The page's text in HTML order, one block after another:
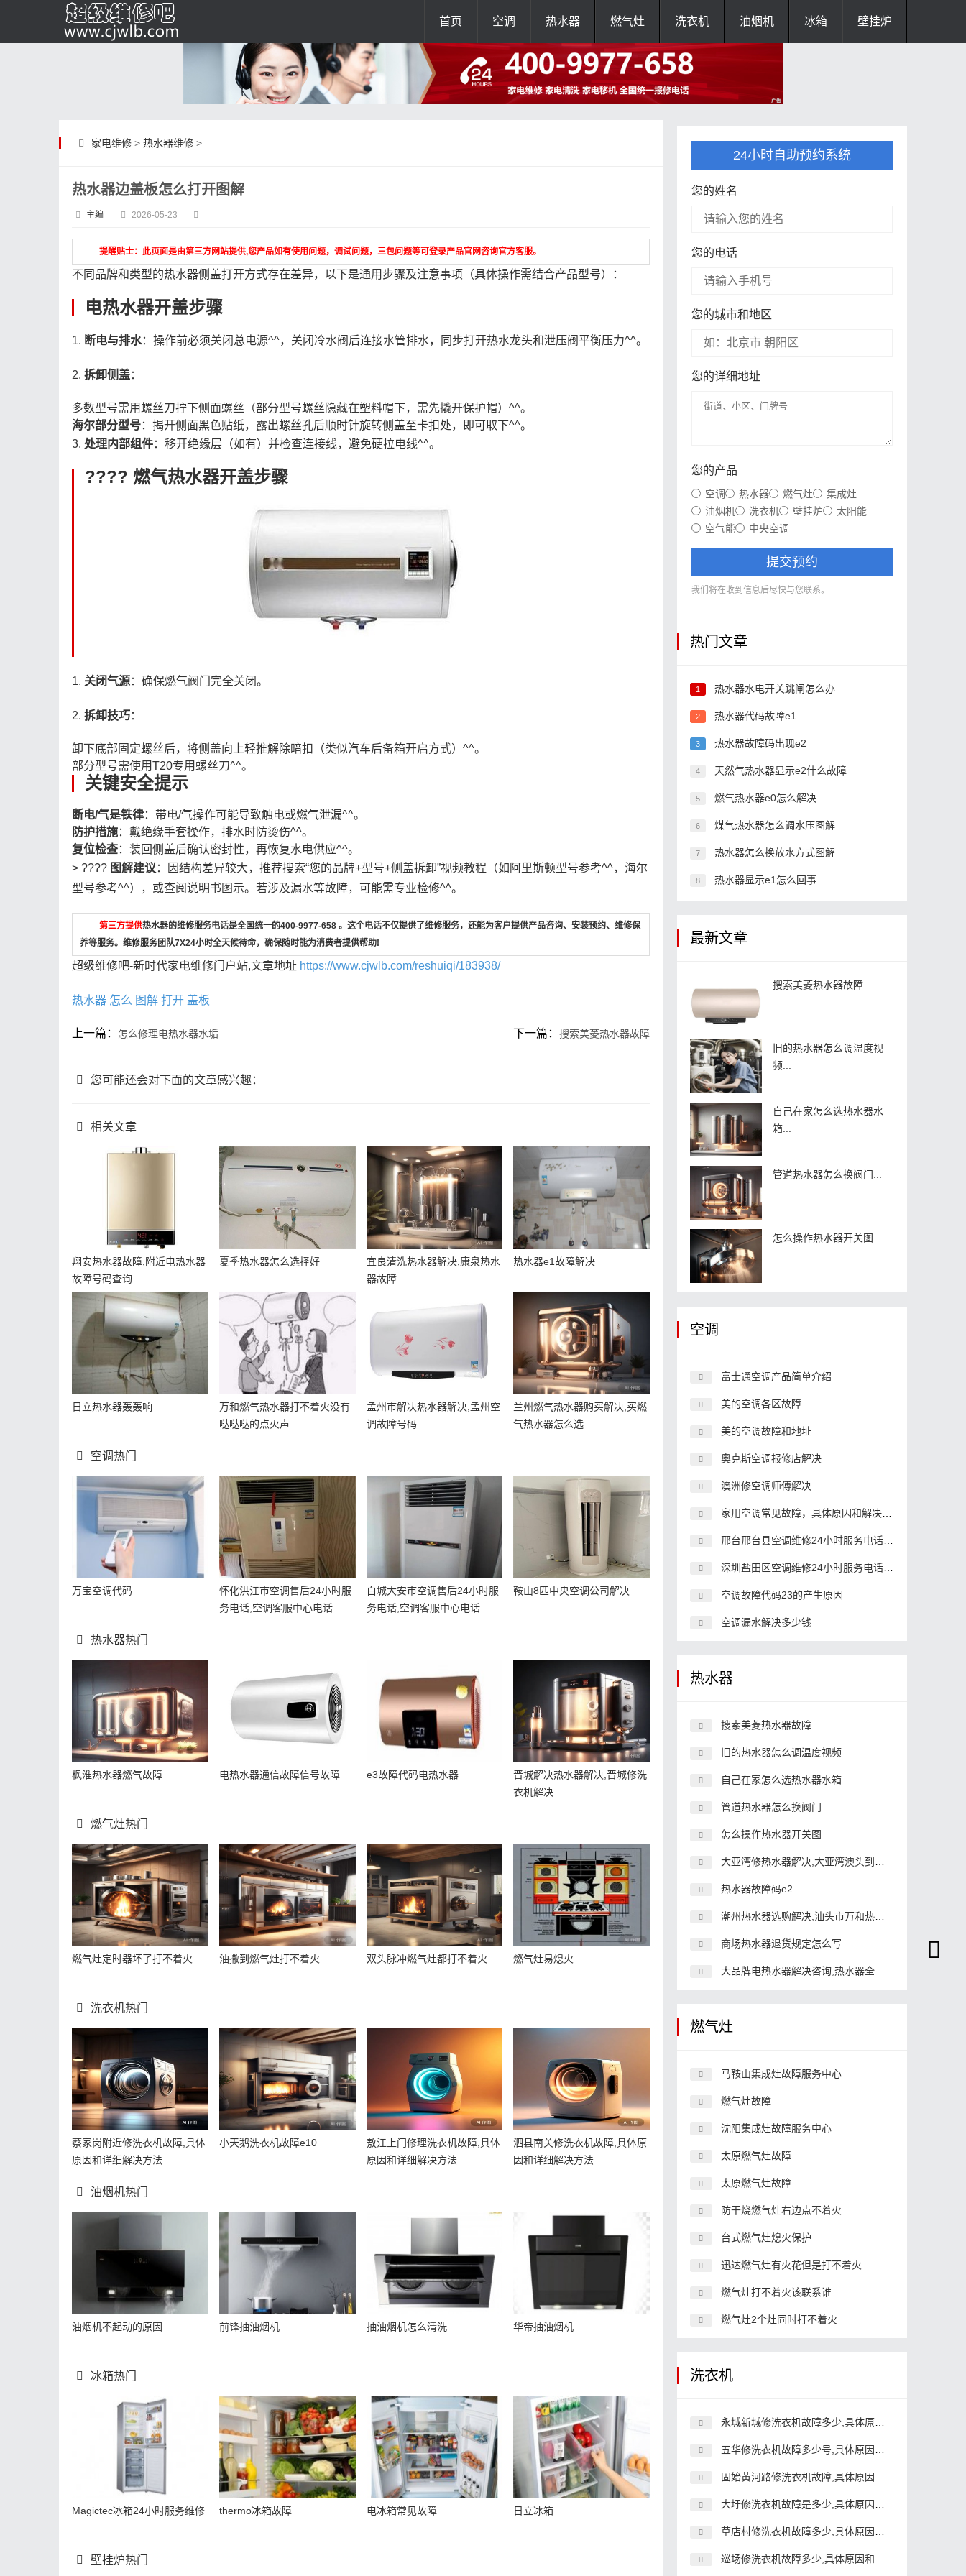
首页 空调 热水器 燃气灶 洗衣机 油烟机 冰箱 壁挂炉
家电维修> 热水器维修>
热水器边盖板怎么打开图解
主编 2026-05-23
提醒贴士：此页面是由第三方网站提供,您产品如有使用问题，调试问题，三包问题等可登录产品官网咨询官方客服。
不同品牌和类型的热水器侧盖打开方式存在差异，以下是通用步骤及注意事项（具体操作需结合产品型号）：
电热水器开盖步骤
1. 断电与排水：操作前必须关闭总电源^^，关闭冷水阀后连接水管排水，同步打开热水龙头和泄压阀平衡压力^^。
2. 拆卸侧盖：
多数型号需用螺丝刀拧下侧面螺丝（部分型号螺丝隐藏在塑料帽下，需先撬开保护帽）^^。
海尔部分型号：揭开侧面黑色贴纸，露出螺丝孔后顺时针旋转侧盖至卡扣处，即可取下^^。
3. 处理内部组件：移开绝缘层（如有）并检查连接线，避免硬拉电线^^。
???? 燃气热水器开盖步骤
1. 关闭气源：确保燃气阀门完全关闭。
2. 拆卸技巧：
卸下底部固定螺丝后，将侧盖向上轻推解除暗扣（类似汽车后备箱开启方式）^^。
部分型号需使用T20专用螺丝刀^^。
关键安全提示
断电/气是铁律：带电/气操作可能导致触电或燃气泄漏^^。
防护措施：戴绝缘手套操作，排水时防烫伤^^。
复位检查：装回侧盖后确认密封性，再恢复水电供应^^。
> ???? 图解建议 ：因结构差异较大，推荐搜索“您的品牌+型号+侧盖拆卸”视频教程（如阿里斯顿型号参考^^，海尔
型号参考^^），或查阅说明书图示。若涉及漏水等故障，可能需专业检修^^。
第三方提供热水器的维修服务电话是全国统一的400-9977-658 。这个电话不仅提供了维修服务，还能为客户提供产品咨询、安装预约、维修保
养等服务。维修服务团队7X24小时全天候待命，确保随时能为消费者提供帮助!
超级维修吧-新时代家电维修门户站,文章地址 https://www.cjwlb.com/reshuiqi/183938/
热水器 怎么 图解 打开 盖板
上一篇： 怎么修理电热水器水垢 下一篇： 搜索美菱热水器故障
您可能还会对下面的文章感兴趣：
相关文章
翔安热水器故障,附近电热水器
故障号码查询
夏季热水器怎么选择好
宜良清洗热水器解决,康泉热水
器故障
热水器e1故障解决
日立热水器轰轰响
万和燃气热水器打不着火没有
哒哒哒的点火声
孟州市解决热水器解决,孟州空
调故障号码
兰州燃气热水器购买解决,买燃
气热水器怎么选
空调热门
万宝空调代码
怀化洪江市空调售后24小时服
务电话,空调客服中心电话
白城大安市空调售后24小时服
务电话,空调客服中心电话
鞍山8匹中央空调公司解决
热水器热门
枫淮热水器燃气故障 电热水器通信故障信号故障 e3故障代码电热水器
晋城解决热水器解决,晋城修洗
衣机解决
燃气灶热门
燃气灶定时器坏了打不着火 油撒到燃气灶打不着火 双头脉冲燃气灶都打不着火 燃气灶易熄火
洗衣机热门
蔡家岗附近修洗衣机故障,具体
原因和详细解决方法
小天鹅洗衣机故障e10
敖江上门修理洗衣机故障,具体
原因和详细解决方法
泗县南关修洗衣机故障,具体原
因和详细解决方法
油烟机热门
油烟机不起动的原因 前锋抽油烟机 抽油烟机怎么清洗 华帝抽油烟机
冰箱热门
Magictec冰箱24小时服务维修 thermo冰箱故障 电冰箱常见故障 日立冰箱
壁挂炉热门
24小时自助预约系统
您的姓名
您的电话
您的城市和地区
您的详细地址
您的产品
空调 热水器 燃气灶
集成灶
油烟机
洗衣机 壁挂炉
太阳能
空气能
中央空调
提交预约
我们将在收到信息后尽快与您联系。
热门文章
1 热水器水电开关跳闸怎么办
2 热水器代码故障e1
3 热水器故障码出现e2
4 天然气热水器显示e2什么故障
5 燃气热水器e0怎么解决
6 煤气热水器怎么调水压图解
7 热水器怎么换放水方式图解
8 热水器显示e1怎么回事
最新文章
搜索美菱热水器故障...
旧的热水器怎么调温度视
频...
自己在家怎么选热水器水
箱...
管道热水器怎么换阀门...
怎么操作热水器开关图...
空调
富士通空调产品简单介绍
美的空调各区故障
美的空调故障和地址
奥克斯空调报修店解决
澳洲修空调师傅解决
家用空调常见故障，具体原因和解决办法
邢台邢台县空调维修24小时服务电话,空调客服中心电话
深圳盐田区空调维修24小时服务电话,空调客服中心电话
空调故障代码23的产生原因
空调漏水解决多少钱
热水器
搜索美菱热水器故障
旧的热水器怎么调温度视频
自己在家怎么选热水器水箱
管道热水器怎么换阀门
怎么操作热水器开关图
大亚湾修热水器解决,大亚湾澳头到小贵的路修了吗
热水器故障码e2
潮州热水器选购解决,汕头市万和热水器专卖店地址
商场热水器退货规定怎么写
大品牌电热水器解决咨询,热水器全国故障
燃气灶
马鞍山集成灶故障服务中心
燃气灶故障
沈阳集成灶故障服务中心
太原燃气灶故障
太原燃气灶故障
防干烧燃气灶右边点不着火
台式燃气灶熄火保护
迅达燃气灶有火花但是打不着火
燃气灶打不着火该联系谁
燃气灶2个灶同时打不着火
洗衣机
永城新城修洗衣机故障多少,具体原因和详细解决方法
五华修洗衣机故障多少号,具体原因和详细解决方法
固始黄河路修洗衣机故障,具体原因和详细解决方法
大圩修洗衣机故障是多少,具体原因和详细解决方法
草店村修洗衣机故障多少,具体原因和详细解决方法
巡场修洗衣机故障多少,具体原因和详细解决方法